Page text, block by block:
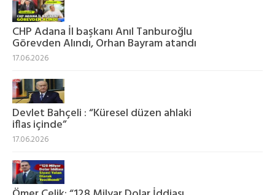
CHP Adana İl başkanı Anıl Tanburoğlu
Görevden Alındı, Orhan Bayram atandı
17.06.2026
Devlet Bahçeli : “Küresel düzen ahlaki
iflas içinde”
17.06.2026